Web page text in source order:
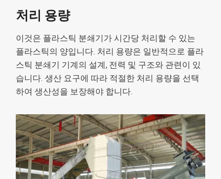
처리 용량
이것은 플라스틱 분쇄기가 시간당 처리할 수 있는
플라스틱의 양입니다. 처리 용량은 일반적으로 플라
스틱 분쇄기 기계의 설계, 전력 및 구조와 관련이 있
습니다. 생산 요구에 따라 적절한 처리 용량을 선택
하여 생산성을 보장해야 합니다.